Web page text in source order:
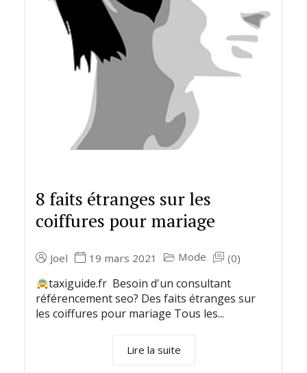
8 faits étranges sur les
coiffures pour mariage
Joel 19 mars 2021 Mode (0)
taxiguide.fr Besoin d'un consultant
référencement seo? Des faits étranges sur
les coiffures pour mariage Tous les...
Lire la suite